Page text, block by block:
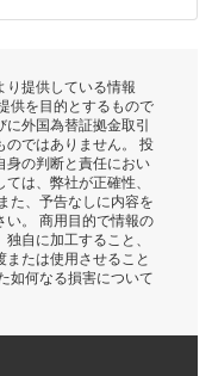
り提供している情報
供を目的とするもので
に外国為替証拠金取引
のではありません。 投
身の判断と責任におい
は、弊社が正確性、
た、予告なしに内容を
い。 商用目的で情報の
自に加工すること、
たは使用させること
如何なる損害について